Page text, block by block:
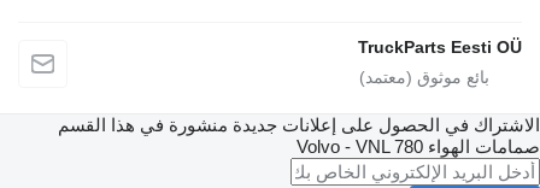
TruckParts
الحصول على إعلانات جديدة منشورة في هذا القسم
Volvo - VNL 780